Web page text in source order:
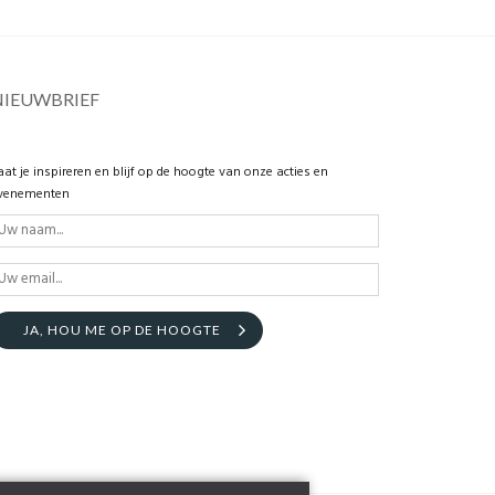
je inspireren en blijf op de hoogte van onze acties en
JA, HOU ME OP DE HOOGTE